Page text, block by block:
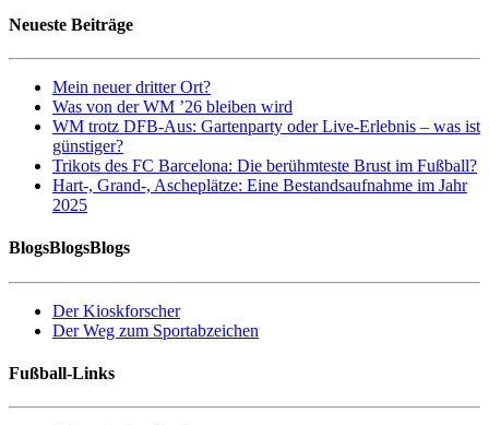
Neueste Beiträge
Mein neuer dritter Ort?
Was von der WM ’26 bleiben wird
WM trotz DFB-Aus: Gartenparty oder Live-Erlebnis – was ist
günstiger?
Trikots des FC Barcelona: Die berühmteste Brust im Fußball?
Hart-, Grand-, Ascheplätze: Eine Bestandsaufnahme im Jahr
2025
BlogsBlogsBlogs
Der Kioskforscher
Der Weg zum Sportabzeichen
Fußball-Links